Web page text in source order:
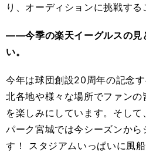
り、オーディションに挑戦する
――今季の楽天イーグルスの見
い。
今年は球団創設20周年の記念
北各地や様々な場所でファンの
を楽しみにしています。そし
パーク宮城では今シーズンから
す！ スタジアムいっぱいに風